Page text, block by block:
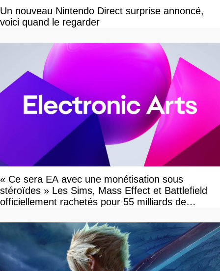
Un nouveau Nintendo Direct surprise annoncé,
voici quand le regarder
« Ce sera EA avec une monétisation sous
stéroïdes » Les Sims, Mass Effect et Battlefield
officiellement rachetés pour 55 milliards de